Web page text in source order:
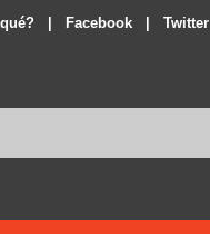
Facebook Twitter